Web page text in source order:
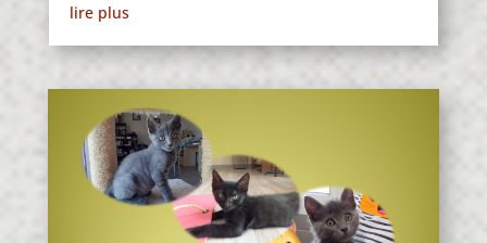
lire plus